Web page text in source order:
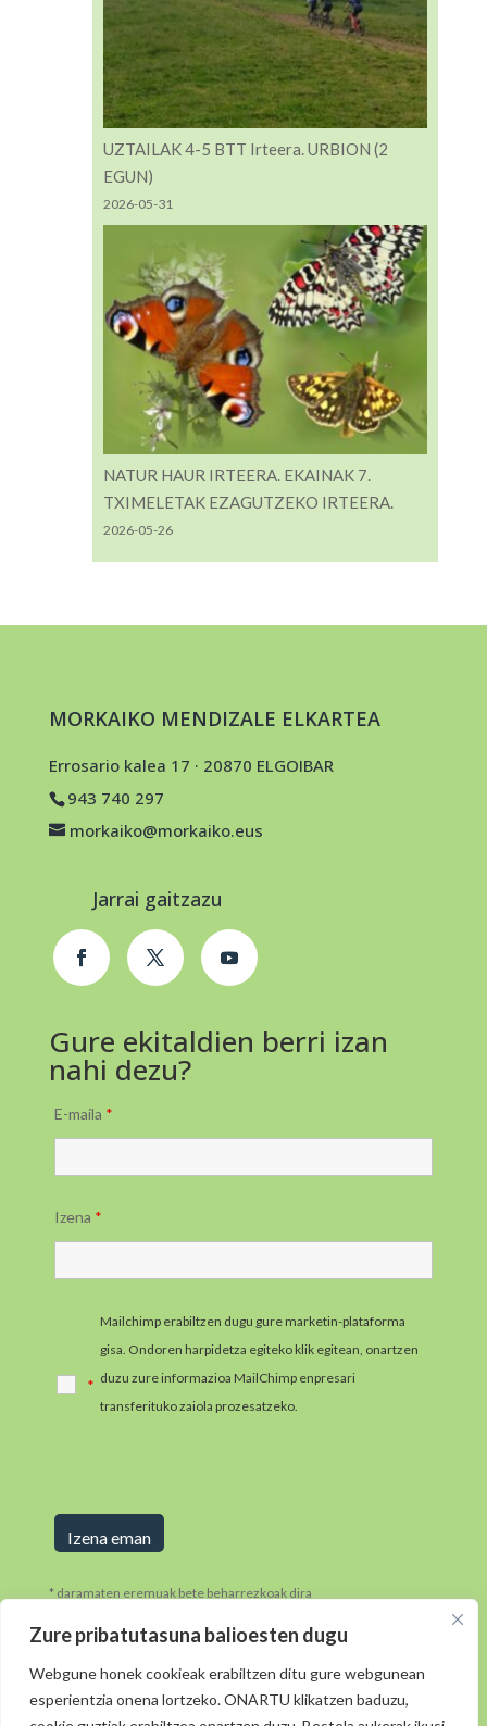
Zure pribatutasuna balioesten dugu
Webgune honek cookieak erabiltzen ditu gure webgunean
esperientzia onena lortzeko. ONARTU klikatzen baduzu,
UZTAILAK 4-5 BTT Irteera. URBION (2
EGUN)
2026-05-31
NATUR HAUR IRTEERA. EKAINAK 7.
TXIMELETAK EZAGUTZEKO IRTEERA.
2026-05-26
MORKAIKO MENDIZALE ELKARTEA
Errosario kalea 17 · 20870 ELGOIBAR
943 740 297
morkaiko@morkaiko.eus
Jarrai gaitzazu
Gure ekitaldien berri izan
nahi dezu?
* daramaten eremuak bete beharrezkoak dira
E-maila *
Izena *
*
Mailchimp erabiltzen dugu gure marketin-plataforma
gisa. Ondoren harpidetza egiteko klik egitean, onartzen
duzu zure informazioa MailChimp enpresari
transferituko zaiola prozesatzeko.